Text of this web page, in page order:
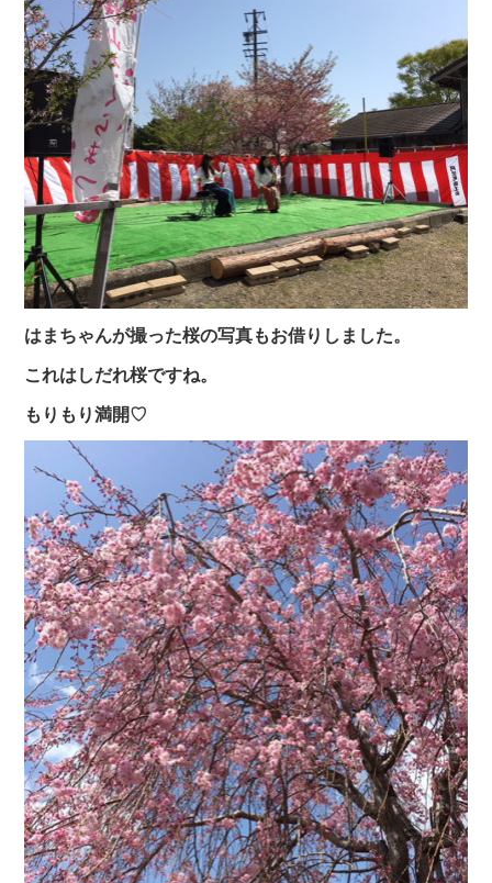
はまちゃんが撮った桜の写真もお借りしました。
これはしだれ桜ですね。
もりもり満開♡